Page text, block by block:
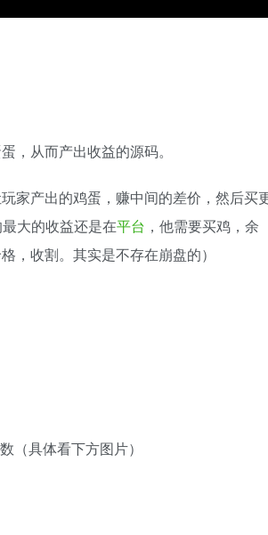
，从而产出收益的源码。
家产出的鸡蛋，赚中间的差价，然后买
大的收益还是在平台 ，他需要买鸡，余
，收割。其实是不存在崩盘的）
（具体看下方图片）